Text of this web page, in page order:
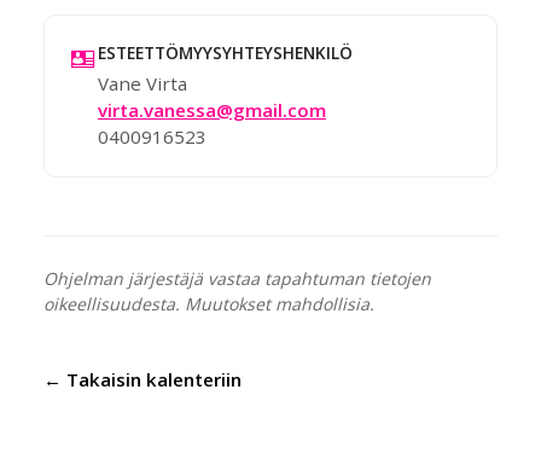
ESTEETTÖMYYSYHTEYSHENKILÖ
Vane Virta
virta.vanessa@gmail.com
0400916523
Ohjelman järjestäjä vastaa tapahtuman tietojen
oikeellisuudesta. Muutokset mahdollisia.
← Takaisin kalenteriin